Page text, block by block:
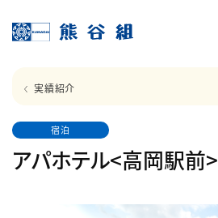
実績紹介
宿泊
アパホテル<高岡駅前>